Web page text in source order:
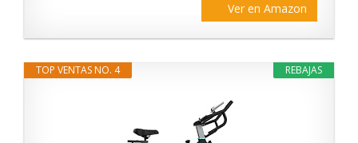
Ver en Amazon
REBAJAS
TOP VENTAS NO. 4